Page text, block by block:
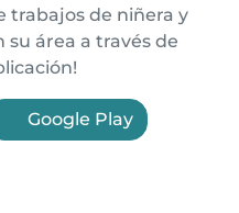
trabajos de niñera y
su área a través de
Google Play